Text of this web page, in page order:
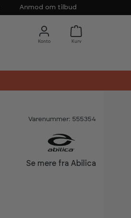
Anmod om tilbud
Varenummer: 555354
Se mere fra Abilica